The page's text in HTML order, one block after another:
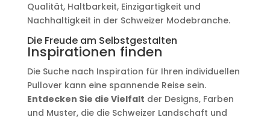
Qualität, Haltbarkeit, Einzigartigkeit und
Nachhaltigkeit in der Schweizer Modebranche.
Die Freude am Selbstgestalten
Inspirationen finden
Die Suche nach Inspiration für Ihren individuellen
Pullover kann eine spannende Reise sein.
Entdecken Sie die Vielfalt der Designs, Farben
und Muster, die die Schweizer Landschaft und